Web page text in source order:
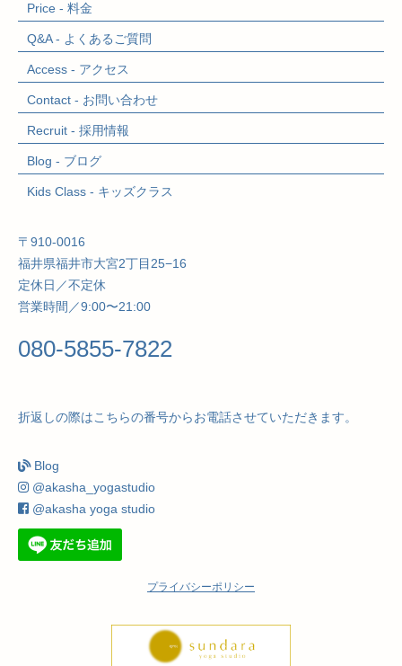
Price - 料金
Q&A - よくあるご質問
Access - アクセス
Contact - お問い合わせ
Recruit - 採用情報
Blog - ブログ
Kids Class - キッズクラス
〒910-0016
福井県福井市大宮2丁目25−16
定休日／不定休
営業時間／9:00〜21:00
080-5855-7822
折返しの際はこちらの番号からお電話させていただきます。
Blog
@akasha_yogastudio
@akasha yoga studio
プライバシーポリシー